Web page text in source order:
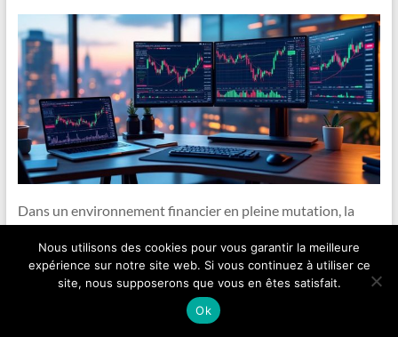
Dans un environnement financier en pleine mutation, la
crucial pour tout investisseur ou trader souhaitant
optimiser ses stratégies et maximiser ses performances.
Avec l’émergence constante de nouvelles plateformes, la
Nous utilisons des cookies pour vous garantir la meilleure
expérience sur notre site web. Si vous continuez à utiliser ce
site, nous supposerons que vous en êtes satisfait.
Ok